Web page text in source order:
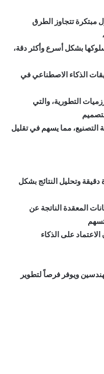
مبتكرة تتجاوز الطرق
سلوكها بشكل أسرع وأكثر دقة،
الذكاء الاصطناعي في
التطورية، والتي
مما يسهم في تقليل
وتحليل النتائج بشكل
المعقدة الناتجة عن
تسهم
على الذكاء
ويوفر فرصاً لتطوير